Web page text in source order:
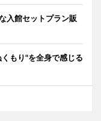
入館セットプラン販
もり"を全身で感じる